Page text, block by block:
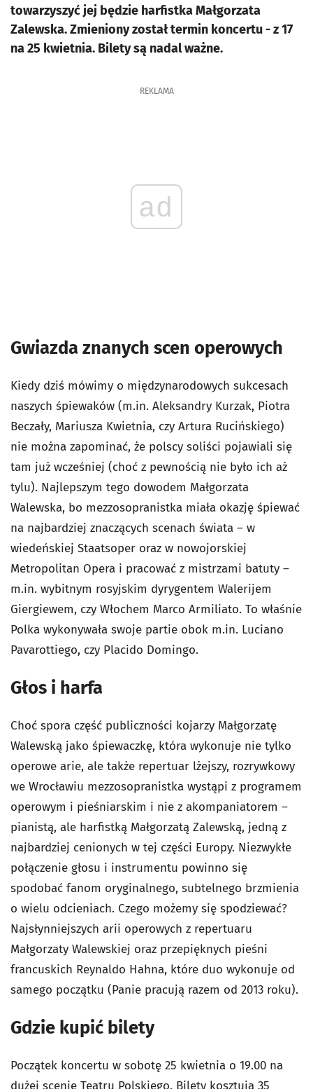
towarzyszyć jej będzie harfistka Małgorzata
Zalewska. Zmieniony został termin koncertu - z 17
na 25 kwietnia. Bilety są nadal ważne.
REKLAMA
ad
Gwiazda znanych scen operowych
Kiedy dziś mówimy o międzynarodowych sukcesach
naszych śpiewaków (m.in. Aleksandry Kurzak, Piotra
Beczały, Mariusza Kwietnia, czy Artura Rucińskiego)
nie można zapominać, że polscy soliści pojawiali się
tam już wcześniej (choć z pewnością nie było ich aż
tylu). Najlepszym tego dowodem Małgorzata
Walewska, bo mezzosopranistka miała okazję śpiewać
na najbardziej znaczących scenach świata – w
wiedeńskiej Staatsoper oraz w nowojorskiej
Metropolitan Opera i pracować z mistrzami batuty –
m.in. wybitnym rosyjskim dyrygentem Walerijem
Giergiewem, czy Włochem Marco Armiliato. To właśnie
Polka wykonywała swoje partie obok m.in. Luciano
Pavarottiego, czy Placido Domingo.
Głos i harfa
Choć spora część publiczności kojarzy Małgorzatę
Walewską jako śpiewaczkę, która wykonuje nie tylko
operowe arie, ale także repertuar lżejszy, rozrywkowy
we Wrocławiu mezzosopranistka wystąpi z programem
operowym i pieśniarskim i nie z akompaniatorem –
pianistą, ale harfistką Małgorzatą Zalewską, jedną z
najbardziej cenionych w tej części Europy. Niezwykłe
połączenie głosu i instrumentu powinno się
spodobać fanom oryginalnego, subtelnego brzmienia
o wielu odcieniach. Czego możemy się spodziewać?
Najsłynniejszych arii operowych z repertuaru
Małgorzaty Walewskiej oraz przepięknych pieśni
francuskich Reynaldo Hahna, które duo wykonuje od
samego początku (Panie pracują razem od 2013 roku).
Gdzie kupić bilety
Początek koncertu w sobotę 25 kwietnia o 19.00 na
dużej scenie Teatru Polskiego. Bilety kosztują 35